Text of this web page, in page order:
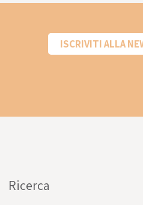
ISCRIVITI ALLA
Ricerca